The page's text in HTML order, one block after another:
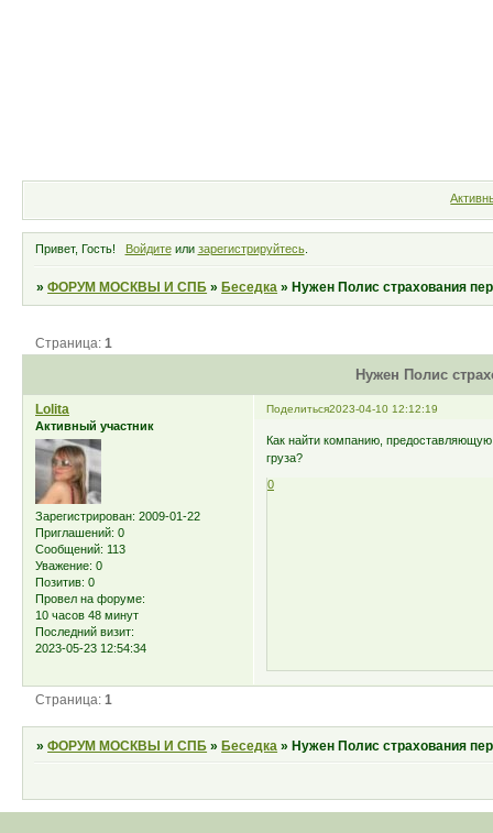
Привет, Гость! Войдитеили зарегистрируйтесь.
»ФОРУМ МОСКВЫ И СПБ »Беседка »Нужен Полис страхования
Нужен Полис
Страница:1
Поделиться2023-04-10 12:12:19
Lolita
Активный участник
Зарегистрирован: 2009-01-22
Приглашений: 0
Сообщений: 113
Уважение: 0
Позитив: 0
Провел на форуме:
10 часов 48 минут
Последний визит:
2023-05-23 12:54:34
Как найти компанию,
груза?
0
Страница:1
»ФОРУМ МОСКВЫ И СПБ »Беседка »Нужен Полис страхования